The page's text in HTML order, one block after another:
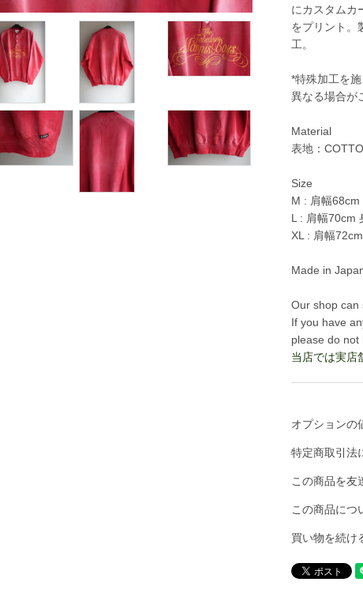
にカスタムカ
をプリント。
工。
*特殊加工を
異なる場合が
Material
表地：
Size
M : 肩幅
L : 肩幅70cm
XL : 肩幅
Made in
Our shop can
If you have
please do not
当店では実店
オプションの
特定商取引法
この商品を友
この商品につ
買い物を続け